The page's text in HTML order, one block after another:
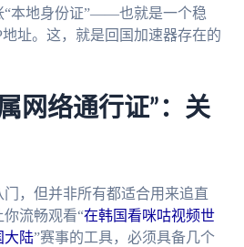
“本地身份证”——也就是一个稳
址。这，就是回国加速器存在的
网络通行证”：关
，但并非所有都适合用来追直
流畅观看“在韩国看咪咕视频世
大陆”赛事的工具，必须具备几个